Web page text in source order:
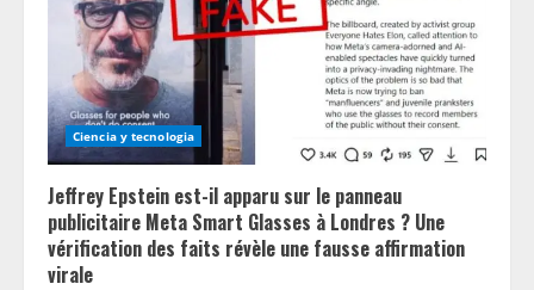
Ciencia y tecnologia
Jeffrey Epstein est-il apparu sur le panneau
publicitaire Meta Smart Glasses à Londres ? Une
vérification des faits révèle une fausse affirmation
virale